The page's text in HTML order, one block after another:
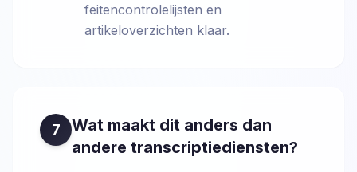
feitencontrolelijsten en
artikeloverzichten klaar.
7
Wat maakt dit anders dan
andere transcriptiediensten?